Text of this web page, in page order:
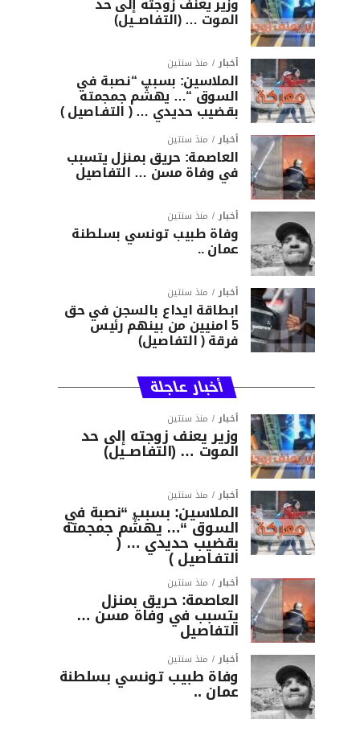
الموت … (التفاصــيل)
أخبار منذ سنتين
الملاسين: بسبب “نصبة في
السوق “… يهشّم جمجمته
بقضيب حديدي … ( التفـاصيل )
أخبار منذ سنتين
العاصمة: حريق بمنزل يتسبب
في وفاة مسن … التفاصيل
أخبار منذ سنتين
وفاة طبيب تونسي بسلطنة
عمان ..
أخبار منذ سنتين
ابطاقة ايداع بالسجن في حق
5 امنيين من بينهم رئيس
فرقة ( التفاصيل)
أخبار عاجلة
أخبار منذ سنتين
وزير يعنف زوجته إلى حد
الموت … (التفاصــيل)
أخبار منذ سنتين
الملاسين: بسبب “نصبة في
السوق “… يهشّم جمجمته
بقضيب حديدي … (
التفـاصيل )
أخبار منذ سنتين
العاصمة: حريق بمنزل
يتسبب في وفاة مسن …
التفاصيل
أخبار منذ سنتين
وفاة طبيب تونسي بسلطنة
عمان ..